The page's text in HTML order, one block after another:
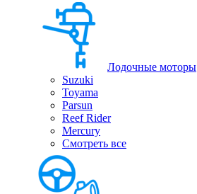
Лодочные моторы
Suzuki
Toyama
Parsun
Reef Rider
Mercury
Смотреть все